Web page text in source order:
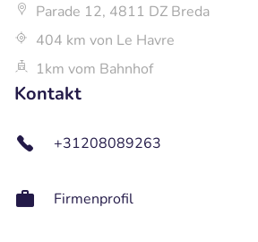
Parade 12, 4811 DZ Breda
404 km von Le Havre
1km vom Bahnhof
Kontakt
+31208089263
Firmenprofil